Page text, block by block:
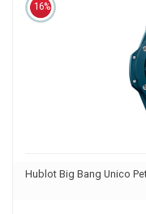
16%
Hublot Big Bang Unico